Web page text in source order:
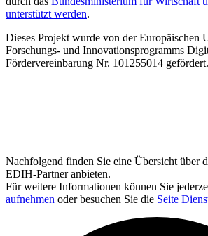
unterstützt werden.
Dieses Projekt wurde von der Europäischen
Forschungs- und Innovationsprogramms
Fördervereinbarung Nr. 101255014 gefördert.
Nachfolgend finden Sie eine Übersicht über
EDIH-Partner anbieten.
Für weitere Informationen können Sie
aufnehmen oder besuchen Sie die Seite